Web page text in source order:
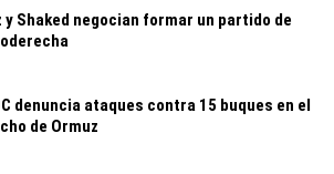
y Shaked negocian formar un partido de
denuncia ataques contra 15 buques en el
de Ormuz